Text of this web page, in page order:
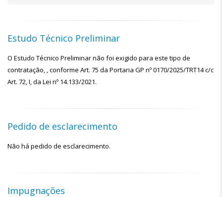
Estudo Técnico Preliminar
O Estudo Técnico Preliminar não foi exigido para este tipo de
contratação, , conforme Art. 75 da Portaria GP nº 0170/2025/TRT14 c/c
Art. 72, I, da Lei nº 14.133/2021.
Pedido de esclarecimento
Não há pedido de esclarecimento.
Impugnações